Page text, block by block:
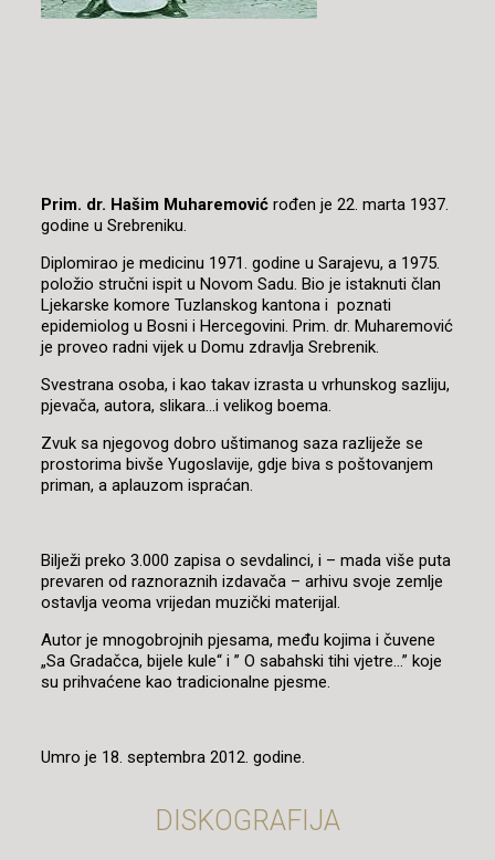
Prim. dr. Hašim Muharemovićrođen je 22. marta 1937.
godine u Srebreniku.
Diplomirao je medicinu 1971. godine u Sarajevu, a 1975.
položio stručni ispit u Novom Sadu. Bio je istaknuti član
Ljekarske komore Tuzlanskog kantona i poznati
epidemiolog u Bosni i Hercegovini. Prim. dr. Muharemović
je proveo radni vijek u Domu zdravlja Srebrenik.
Svestrana osoba, i kao takav izrasta u vrhunskog sazliju,
pjevača, autora, slikara…i velikog boema.
Zvuk sa njegovog dobro uštimanog saza razliježe se
prostorima bivše Yugoslavije, gdje biva s poštovanjem
priman, a aplauzom ispraćan.
Bilježi preko 3.000 zapisa o sevdalinci, i – mada više puta
prevaren od raznoraznih izdavača – arhivu svoje zemlje
ostavlja veoma vrijedan muzički materijal.
Autor je mnogobrojnih pjesama, među kojima i čuvene
„Sa Gradačca, bijele kule“ i ” O sabahski tihi vjetre…” koje
su prihvaćene kao tradicionalne pjesme.
Umro je 18. septembra 2012. godine.
DISKOGRAFIJA